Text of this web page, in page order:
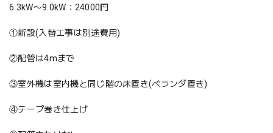
6.3kW〜9.0kW：24000円
①新設(入替工事は別途費用)
②配管は4mまで
③室外機は室内機と同じ階の床置き(ベランダ置き)
④テープ巻き仕上げ